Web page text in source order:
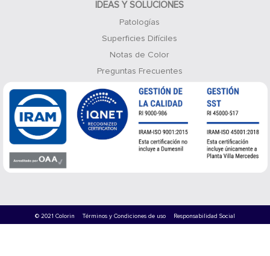
IDEAS Y SOLUCIONES
Patologías
Superficies Difíciles
Notas de Color
Preguntas Frecuentes
© 2021 Colorin Términos y Condiciones de uso Responsabilidad Social